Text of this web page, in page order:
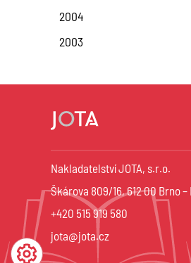
2004
2003
Nakladatelství JOTA, s.r.o.
Škárova 809/16, 612 00 Brno
+420 515 919 580
jota@jota.cz